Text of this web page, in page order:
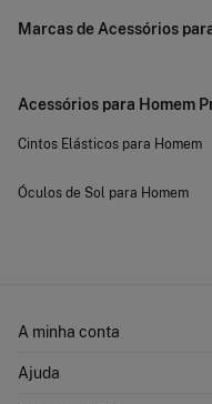
Marcas de Acessórios
Acessórios para Homem
Cintos Elásticos para Homem
Óculos de Sol para Homem
A minha conta
Ajuda